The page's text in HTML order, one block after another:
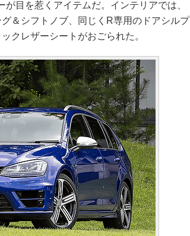
目を惹くアイテムだ。インテリアでは、
＆シフトノブ、同じくR専用のドアシルプ
クレザーシートがおごられた。